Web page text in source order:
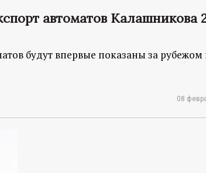
автоматов Калашникова
будут впервые показаны за рубежом
08